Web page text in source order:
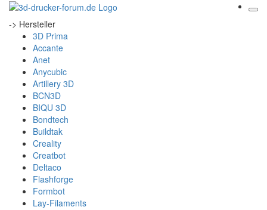
-> Hersteller
3D Prima
Accante
Anet
Anycubic
Artillery 3D
BCN3D
BIQU 3D
Bondtech
Buildtak
Creality
Creatbot
Deltaco
Flashforge
Formbot
Lay-Filaments